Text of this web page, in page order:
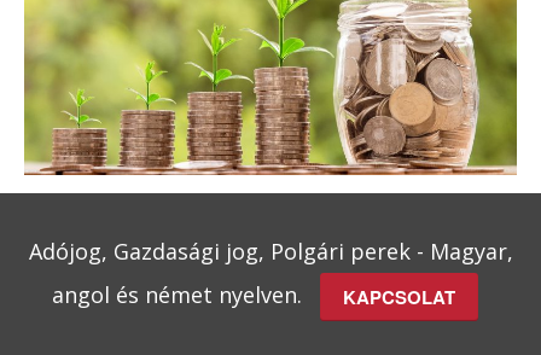
Adójog, Gazdasági jog, Polgári perek - Magyar,
angol és német nyelven.
KAPCSOLAT